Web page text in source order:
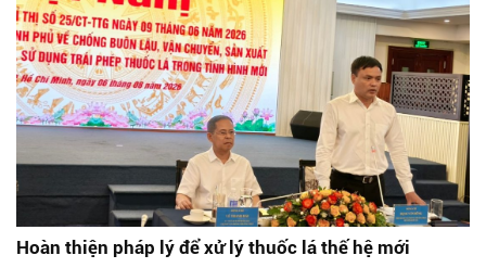
Hoàn thiện pháp lý để xử lý thuốc lá thế hệ mới